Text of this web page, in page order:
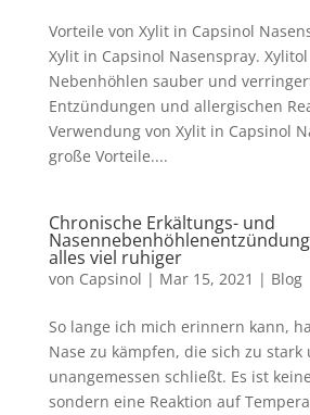
Vorteile von Xylit in Capsinol
Xylit in Capsinol Nasenspray.
Nebenhöhlen sauber und
Entzündungen und allergischen
Verwendung von Xylit in Capsinol
große Vorteile....
Chronische Erkältungs- und
alles viel ruhiger
von Capsinol | Mar 15, 2021 | Blog
So lange ich mich erinnern kann,
Nase zu kämpfen, die sich zu stark
unangemessen schließt. Es ist
sondern eine Reaktion auf